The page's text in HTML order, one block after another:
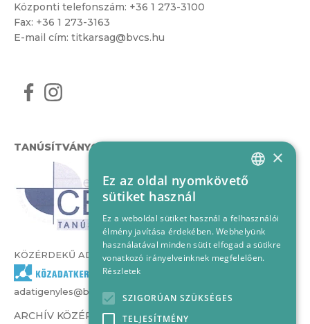
Központi telefonszám: +36 1 273-3100
Fax: +36 1 273-3163
E-mail cím: titkarsag@bvcs.hu
TANÚSÍTVÁNYOK
KÖZÉRDEKŰ ADATOK
adatigenyles@bvcs.hu
ARCHÍV KÖZÉRDEKŰ ADATOK –
HUNGARIAN
×
Ez az oldal nyomkövető
sütiket használ
Ez a weboldal sütiket használ a felhasználói
élmény javítása érdekében. Webhelyünk
használatával minden sütit elfogad a sütikre
vonatkozó irányelveinknek megfelelően.
Részletek
SZIGORÚAN SZÜKSÉGES
TELJESÍTMÉNY